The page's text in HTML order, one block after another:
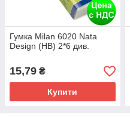
Гумка Milan 6020 Nata
Design (HB) 2*6 див.
15,79 ₴
Купити